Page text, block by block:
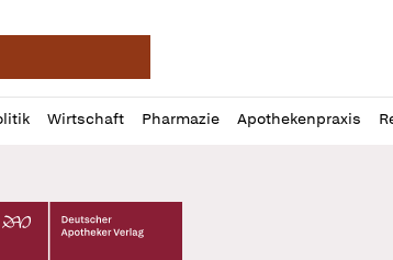
Wirtschaft Pharmazie Apothekenpraxis
Apotheker Verlag Logo